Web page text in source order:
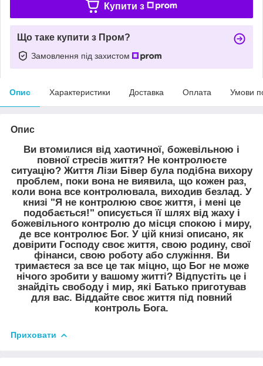
Купити з
Що таке купити з Пром?
Замовлення під захистом
Опис Характеристики Доставка Оплата Умови
Опис
Ви втомилися від хаотичної, божевільною і
повної стресів життя? Не контролюєте
ситуацію? Життя Лізи Бівер була подібна вихору
проблем, поки вона не виявила, що кожен раз,
коли вона все контролювала, виходив безлад. У
книзі "Я не контролюю своє життя, і мені це
подобається!" описується її шлях від жаху і
божевільного контролю до місця спокою і миру,
де все контролює Бог. У цій книзі описано, як
довірити Господу своє життя, свою родину, свої
фінанси, свою роботу або служіння. Ви
тримаєтеся за все це так міцно, що Бог не може
нічого зробити у вашому житті? Відпустіть це і
знайдіть свободу і мир, які Батько приготував
для вас. Віддайте своє життя під повний
контроль Бога.
Приховати